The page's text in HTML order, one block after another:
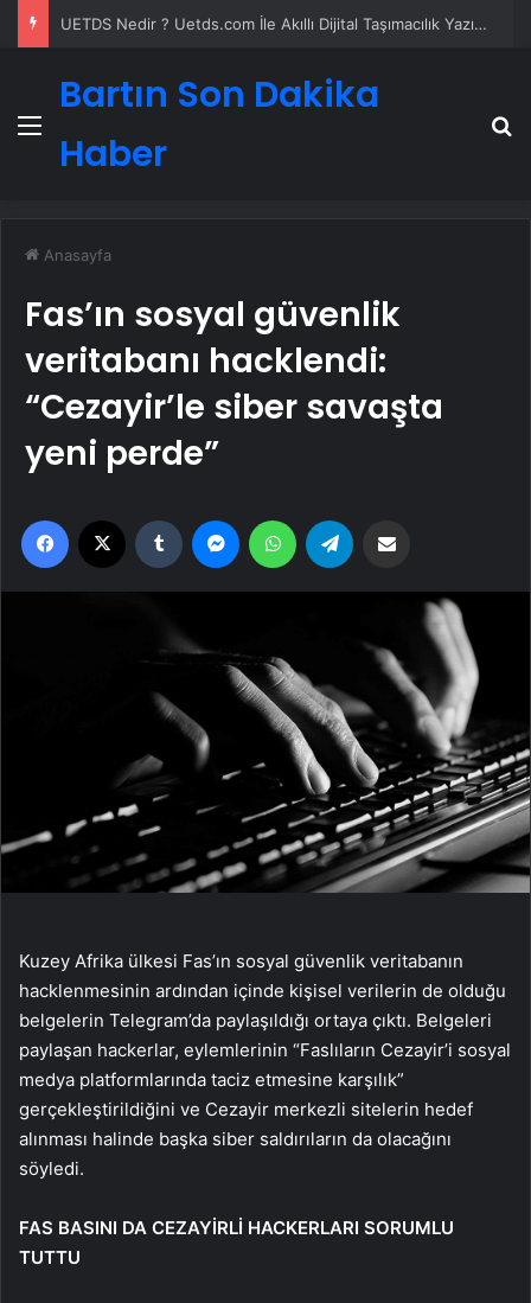
4 Omuz Çatı Modelleri ve Nasıl Yapılır
Menü
Bartın Son Dakika
Haber
Anasayfa
Fas’ın sosyal güvenlik
veritabanı hacklendi:
“Cezayir’le siber savaşta
yeni perde”
Facebook Tumblr MessengerWhatsApp
Kuzey Afrika ülkesi Fas’ın sosyal güvenlik veritabanın
hacklenmesinin ardından içinde kişisel verilerin de olduğu
belgelerin Telegram’da paylaşıldığı ortaya çıktı. Belgeleri
paylaşan hackerlar, eylemlerinin “Faslıların Cezayir’i sosyal
medya platformlarında taciz etmesine karşılık”
gerçekleştirildiğini ve Cezayir merkezli sitelerin hedef
alınması halinde başka siber saldırıların da olacağını
söyledi.
FAS BASINI DA CEZAYİRLİ HACKERLARI SORUMLU
TUTTU